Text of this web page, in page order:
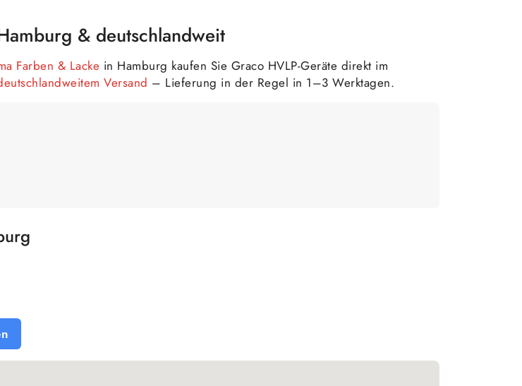
& deutschlandweit
Farben & Lacke in Hamburg kaufen Sie Graco HVLP-Geräte direkt im
Versand – Lieferung in der Regel in 1–3 Werktagen.